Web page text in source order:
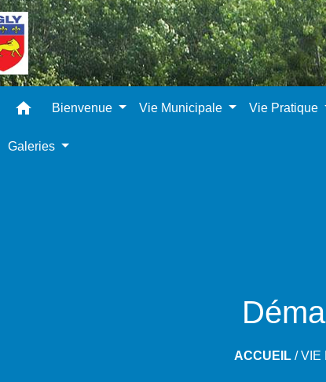
home Bienvenue Vie Municipale Vie Pratique
Galeries
ACCUEIL/VIE